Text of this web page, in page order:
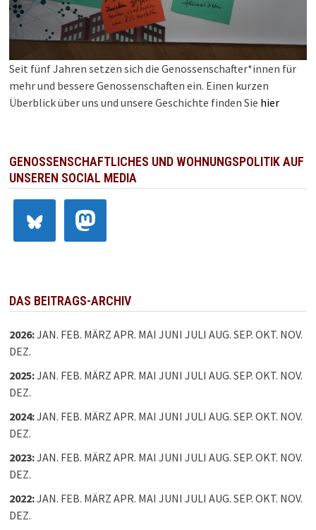
Seit fünf Jahren setzen sich die Genossenschafter*innen für
mehr und bessere Genossenschaften ein. Einen kurzen
Überblick über uns und unsere Geschichte finden Sie hier
GENOSSENSCHAFTLICHES UND WOHNUNGSPOLITIK AUF
UNSEREN SOCIAL MEDIA
DAS BEITRAGS-ARCHIV
2026:JAN. FEB. MÄRZ APR. MAI JUNI JULI AUG. SEP. OKT. NOV.
DEZ.
2025:JAN. FEB. MÄRZ APR. MAI JUNI JULI AUG. SEP. OKT. NOV.
DEZ.
2024:JAN. FEB. MÄRZ APR. MAI JUNI JULI AUG. SEP. OKT. NOV.
DEZ.
2023:JAN. FEB. MÄRZ APR. MAI JUNI JULI AUG. SEP. OKT. NOV.
DEZ.
2022:JAN. FEB. MÄRZ APR. MAI JUNI JULI AUG. SEP. OKT. NOV.
DEZ.